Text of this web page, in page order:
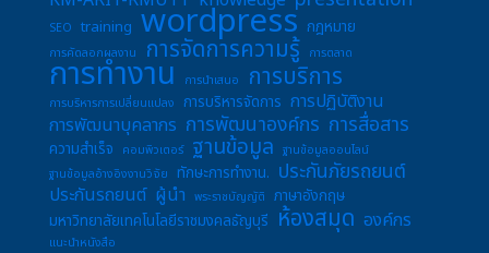
SEO training wordpress กฎหมาย
การคัดลอกผลงาน การจัดการความรู้ การตลาด
การทำงาน การนำเสนอ การบริการ
การบริหารการเปลี่ยนแปลง การบริหารจัดการ การปฏิบัติงาน
การพัฒนาบุคลากร การพัฒนาองค์กร การสื่อสาร
ความสำเร็จ คอมพิวเตอร์ ฐานข้อมูล ฐานข้อมูลออนไลน์
ฐานข้อมูลอ้างอิงงานวิจัย
ทักษะการทำงาน. ประกันภัยรถยนต์
ประกันรถยนต์ ผู้นำ พระราชบัญญัติ ภาษาอังกฤษ
มหาวิทยาลัยเทคโนโลยีราชมงคลธัญบุรี ห้องสมุด องค์กร
แนะนำหนังสือ